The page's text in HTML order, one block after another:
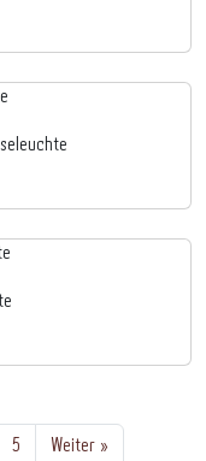
5 Weiter »